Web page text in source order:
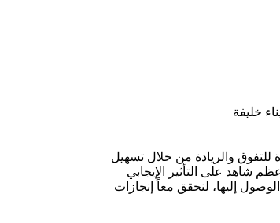
خليفة
للتفوق والريادة من خلال تسهيل
شاهد على التأثير الإيجابي
إليها، لنحقق معاً إنجازات